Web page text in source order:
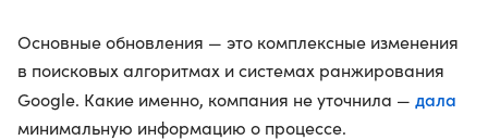
Основные обновления — это комплексные изменения
в поисковых алгоритмах и системах ранжирования
Google. Какие именно, компания не уточнила — дала
минимальную информацию о процессе.